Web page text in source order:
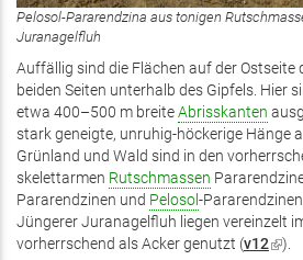
Pelosol-Pararendzina aus tonigen
Juranagelfluh
Auffällig sind die Flächen auf der Ostseite
beiden Seiten unterhalb des Gipfels. Hier
etwa 400–500 m breiteAbrisskanten
stark geneigte, unruhig-höckerige Hänge
Grünland und Wald sind in den
skelettarmen Rutschmassen
Pararendzinen und Pelosol-
Jüngerer Juranagelfluh liegen vereinzelt
vorherrschend als Acker genutzt (v12(Link
).